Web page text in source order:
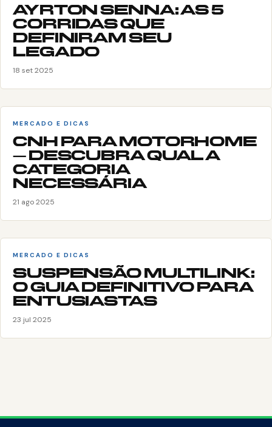
AYRTON SENNA: AS 5
CORRIDAS QUE
DEFINIRAM SEU
LEGADO
18 set 2025
MERCADO E DICAS
CNH PARA MOTORHOME
– DESCUBRA QUAL A
CATEGORIA
NECESSÁRIA
21 ago 2025
MERCADO E DICAS
SUSPENSÃO MULTILINK:
O GUIA DEFINITIVO PARA
ENTUSIASTAS
23 jul 2025